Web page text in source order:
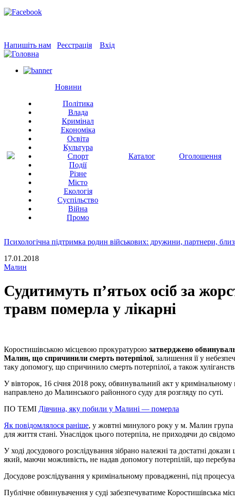
Напишіть нам Реєстрація Вхід
Новини
Політика
Влада
Кримінал
Економіка
Освіта
Культура
Спорт
Події
Різне
Місто
Екологія
Суспільство
Війна
Промо
Каталог Оголошення
Психологічна підтримка родин військових: дружини, партнери,
17.01.2018
Малин
Судитимуть п’ятьох осіб за
травм померла у лікарні
Коростишівською місцевою прокуратурою затверджено
Малин, що спричинили смерть потерпілої, залишення її у
таку допомогу, що спричинило смерть потерпілої, а також
У вівторок, 16 січня 2018 року, обвинувальний акт у
направлено до Малинського районного суду для розгляду по суті.
ПО ТЕМІ Дівчина, яку побили у Малині — померла
Як повідомлялося раніше, у жовтні минулого року у м. Малин група
для життя стані. Унаслідок цього потерпіла, не приходячи до
У ході досудового розслідування зібрано належні та достатні
який, маючи можливість, не надав допомогу потерпілій, що
Досудове розслідування у кримінальному провадженні, під
Публічне обвинувачення у суді забезпечуватиме Коростишівська